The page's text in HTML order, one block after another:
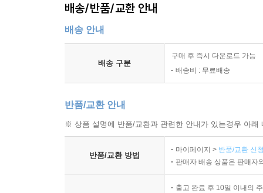
배송/반품/교환 안내
배송 안내
배송 구분
구매 후 즉시 다운로드 가능
배송비 : 무료배송
반품/교환 안내
※ 상품 설명에 반품/교환과 관련한 안내가 있는경우 아
반품/교환 방법
마이페이지 > 반품/교환 신
판매자 배송 상품은 판매자
출고 완료 후 10일 이내의